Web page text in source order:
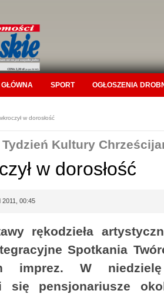
SPORT OGŁOSZENIA
w dorosłość
Tydzień Kultury
w dorosłość
2011, 00:45
rękodzieła
Spotkania
imprez. W
się pensjonariusze